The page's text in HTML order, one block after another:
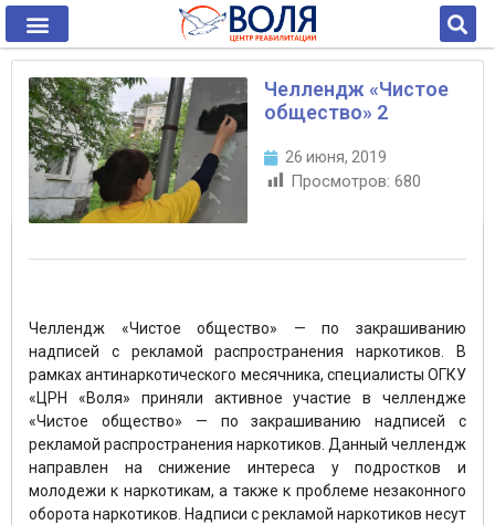
Челлендж «Чистое
общество» 2
26 июня, 2019
Просмотров: 680
Челлендж «Чистое общество» — по закрашиванию
надписей с рекламой распространения наркотиков. В
рамках антинаркотического месячника, специалисты ОГКУ
«ЦРН «Воля» приняли активное участие в челлендже
«Чистое общество» — по закрашиванию надписей с
рекламой распространения наркотиков. Данный челлендж
направлен на снижение интереса у подростков и
молодежи к наркотикам, а также к проблеме незаконного
оборота наркотиков. Надписи с рекламой наркотиков несут